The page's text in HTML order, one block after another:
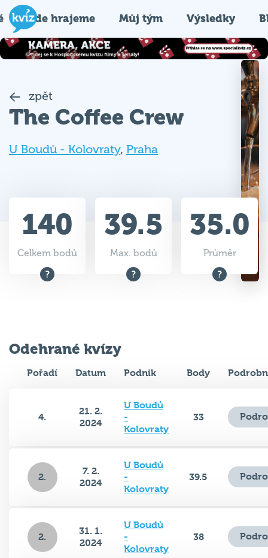
Kde hrajeme Můj tým Výsledky
zpět
The Coffee Crew
U Boudů - Kolovraty, Praha
140
Celkem bodů
39.5
Max. bodů
35.0
Průměr
Odehrané kvízy
Pořadí Datum Podnik Body
4.
21. 2.
2024
U Boudů
-
Kolovraty
33
2.
7. 2.
2024
U Boudů
-
Kolovraty
39.5
2.
31. 1.
2024
U Boudů
-
Kolovraty
38